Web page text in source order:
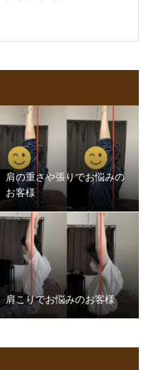
肩の重さや張りでお悩みの
お客様
肩こりでお悩みのお客様